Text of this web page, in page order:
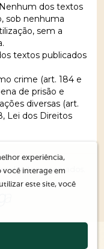
dos textos
sob nenhuma
sem a
textos publicados
crime (art. 184 e
de prisão e
diversas (art.
Lei dos Direitos
direitos reservados.
experiência,
você interage em
este site, você